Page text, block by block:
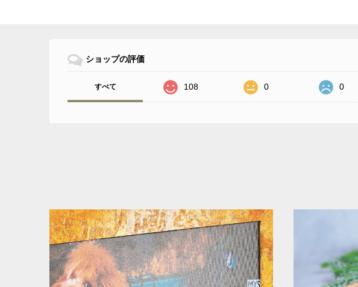
ショップの評価
すべて 108 0 0